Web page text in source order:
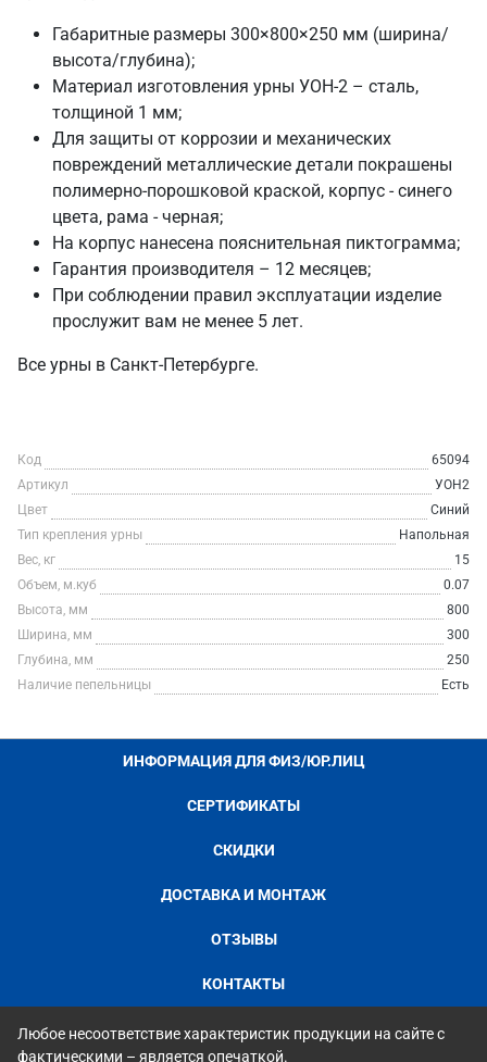
Габаритные размеры 300×800×250 мм (ширина/
высота/глубина);
Материал изготовления урны УОН-2 – сталь,
толщиной 1 мм;
Для защиты от коррозии и механических
повреждений металлические детали покрашены
полимерно-порошковой краской, корпус - синего
цвета, рама - черная;
На корпус нанесена пояснительная пиктограмма;
Гарантия производителя – 12 месяцев;
При соблюдении правил эксплуатации изделие
прослужит вам не менее 5 лет.
Все урны в Санкт‑Петербурге.
Код
65094
Артикул
УОН2
Цвет
Синий
Тип крепления урны
Напольная
Вес, кг
15
Объем, м.куб
0.07
Высота, мм
800
Ширина, мм
300
Глубина, мм
250
Наличие пепельницы
Есть
ИНФОРМАЦИЯ ДЛЯ ФИЗ/ЮР.ЛИЦ
СЕРТИФИКАТЫ
СКИДКИ
ДОСТАВКА И МОНТАЖ
ОТЗЫВЫ
КОНТАКТЫ
Любое несоответствие характеристик продукции на сайте с
фактическими – является опечаткой.